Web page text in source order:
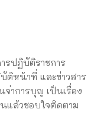
รปฏิบัติราชการ
ติหน้าที่ และข่าวสาร
าการบุญ เป็นเรื่อง
แล้วชอบใจติดตาม